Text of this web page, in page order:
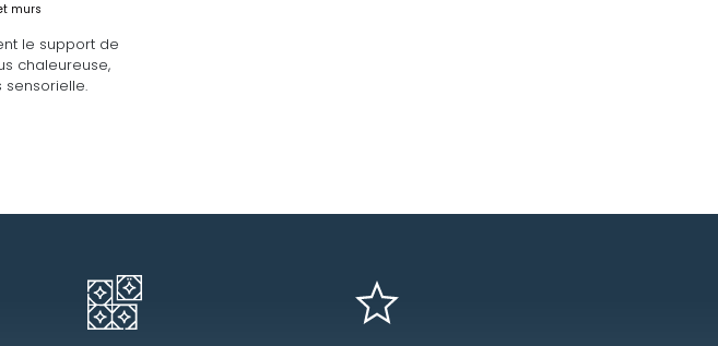
murs
le support de
chaleureuse,
sensorielle.